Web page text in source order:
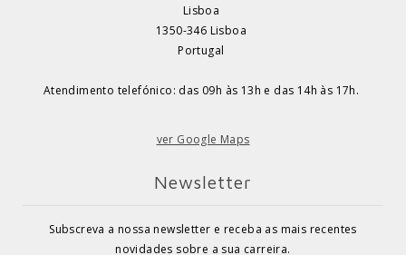
Lisboa
1350-346 Lisboa
Portugal
Atendimento telefónico: das 09h às 13h e das 14h às 17h.
ver Google Maps
Newsletter
Subscreva a nossa newsletter e receba as mais recentes
novidades sobre a sua carreira.